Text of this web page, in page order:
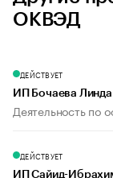
ОКВЭД
ДЕЙСТВУЕТ
ИП Бочаева
Деятельность по
ДЕЙСТВУЕТ
ИП Сайид-